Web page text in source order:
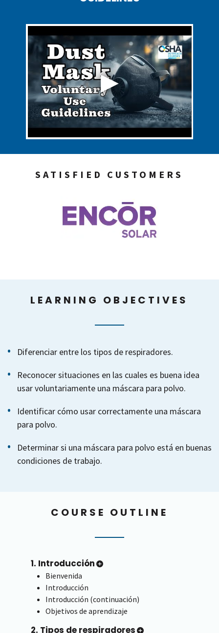
SATISFIED CUSTOMERS
LEARNING OBJECTIVES
Diferenciar entre los tipos de respiradores.
Reconocer situaciones en las cuales es buena idea
usar voluntariamente una máscara para polvo.
Identificar cómo usar correctamente una máscara
para polvo.
Determinar si una máscara para polvo está en buenas
condiciones de trabajo.
COURSE OUTLINE
1. Introducción
Bienvenida
Introducción
Introducción (continuación)
Objetivos de aprendizaje
2. Tipos de respiradores